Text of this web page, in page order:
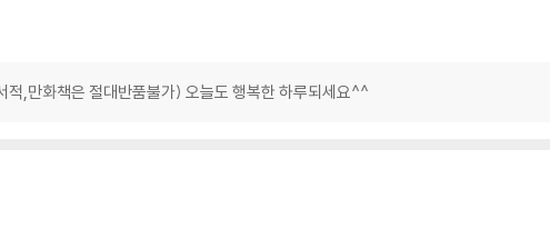
,만화책은 절대반품불가) 오늘도 행복한 하루되세요^^